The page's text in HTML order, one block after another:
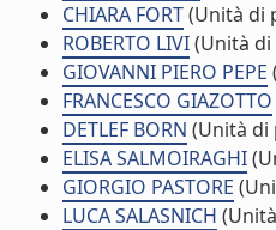
CHIARA FORT(Unità di
ROBERTO LIVI(Unità
GIOVANNI PIERO PEPE
FRANCESCO GIAZOTTO
DETLEF BORN (Unità di
ELISA SALMOIRAGHI
GIORGIO PASTORE
LUCA SALASNICH